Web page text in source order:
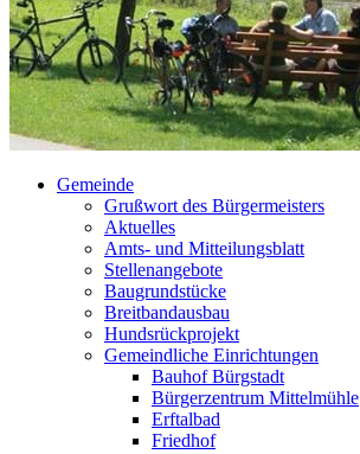
Gemeinde
Grußwort des Bürgermeisters
Aktuelles
Amts- und Mitteilungsblatt
Stellenangebote
Baugrundstücke
Breitbandausbau
Hundsrückprojekt
Gemeindliche Einrichtungen
Bauhof Bürgstadt
Bürgerzentrum Mittelmühle
Erftalbad
Friedhof